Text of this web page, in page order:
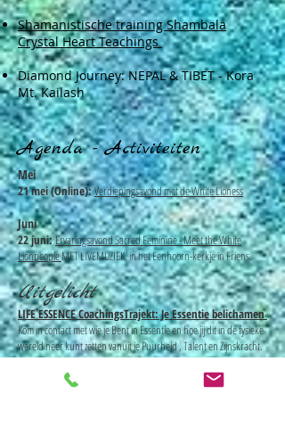
Shamanistische training Shambala
Crystal Heart Teachings
Diamond Journey: NEPAL & TIBET - Kora
Mt. Kailash
Agenda - Activiteiten
Mei
21 mei (Online):Verdiepingsavond met de White Lioness
Juni
22 juni:Ervaringsavond Sacred Feminine - Meet the White
LionpeopleMET LIVEMUZIEK, in het Eenhoorn-kerkje in Friens.
Uitgelicht
LIFE ESSENCE CoachingsTrajekt: Je Essentie belichamen
Kom in contact met wie je Bent in Essentie en hoe jij dit in de fysieke
wereld neer kunt zetten vanuit je Puurheid , Talent en Zijnskracht.
In de sessies wordt het mogelijk om diepgewortelde Innerlijke
conflicten en trauma´s aan te kijken en vrij te geven zodat de